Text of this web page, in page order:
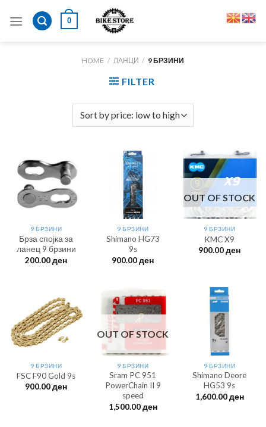
0
HOME / ЛАНЦИ / 9 БРЗИНИ
FILTER
9 БРЗИНИ
Брза спојка за
ланец 9 брзини
200.00ден
9 БРЗИНИ
Shimano HG73
9s
900.00ден
OUT OF STOCK
9 БРЗИНИ
KMC X9
900.00ден
9 БРЗИНИ
FSC F90 Gold 9s
900.00ден
OUT OF STOCK
9 БРЗИНИ
Sram PC 951
PowerChain II 9
speed
1,500.00ден
9 БРЗИНИ
Shimano Deore
HG53 9s
1,600.00ден